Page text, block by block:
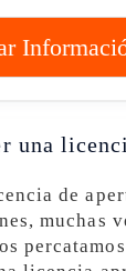
una
de
muchas